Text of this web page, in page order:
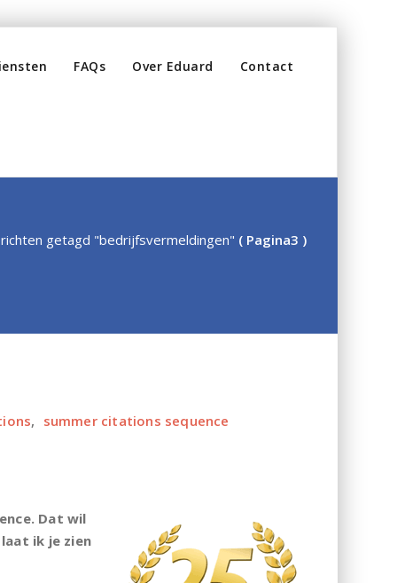
FAQs Over Eduard Contact
getagd "bedrijfsvermeldingen" ( Pagina3 )
, summer citations sequence
Dat wil
ik je zien